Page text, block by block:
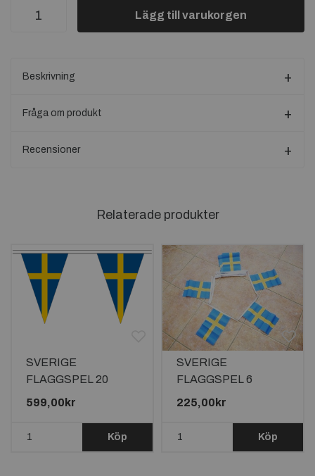
Lägg till varukorgen
Beskrivning
Fråga om produkt
Recensioner
Relaterade produkter
SVERIGE
FLAGGSPEL 20
METER LÅNGT MED
TRIANGELFLAGGOR
599,00kr
Köp
SVERIGE
FLAGGSPEL 6
METER LÅNGT MED
225,00kr
Köp